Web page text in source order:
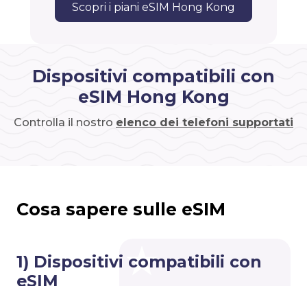
Scopri i piani eSIM Hong Kong
Dispositivi compatibili con
eSIM Hong Kong
Controlla il nostro elenco dei telefoni supportati
Cosa sapere sulle eSIM
1) Dispositivi compatibili con
eSIM